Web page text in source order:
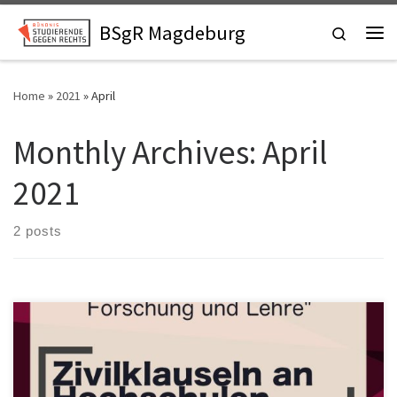
Skip to contentBSgR Magdeburg
Search
Home » 2021 »April
Monthly Archives:April
2021
2 posts
Wir starten mit einem spannenden ersten Vortrag über
Zivilklauseln an Hochschulen. In dem Vortrag wird die Frage der